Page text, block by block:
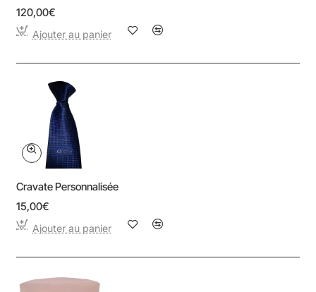
120,00€
Ajouter au panier
Cravate Personnalisée
15,00€
Ajouter au panier